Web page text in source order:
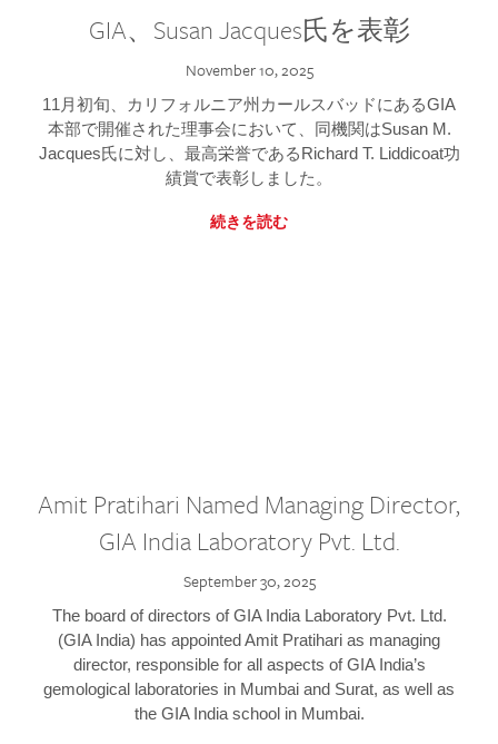
GIA、Susan Jacques氏を表彰
November 10, 2025
11月初旬、カリフォルニア州カールスバッドにあるGIA
本部で開催された理事会において、同機関はSusan M.
Jacques氏に対し、最高栄誉であるRichard T. Liddicoat功
績賞で表彰しました。
続きを読む
Amit Pratihari Named Managing Director,
GIA India Laboratory Pvt. Ltd.
September 30, 2025
The board of directors of GIA India Laboratory Pvt. Ltd.
(GIA India) has appointed Amit Pratihari as managing
director, responsible for all aspects of GIA India’s
gemological laboratories in Mumbai and Surat, as well as
the GIA India school in Mumbai.